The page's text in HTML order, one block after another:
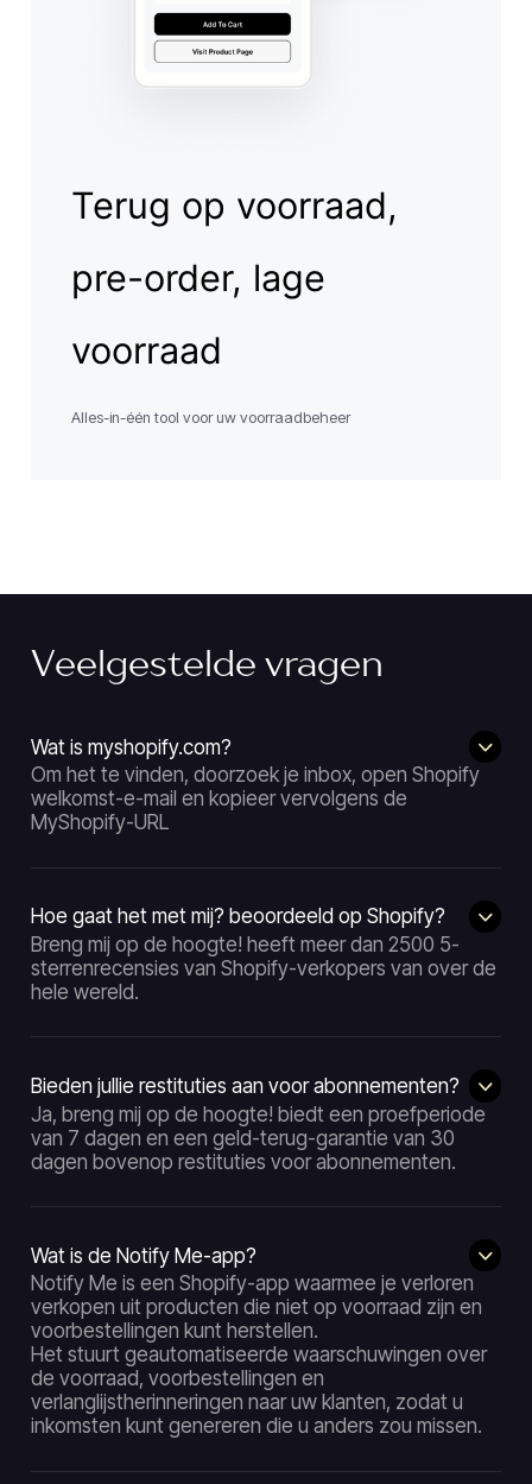
Terug op voorraad,
pre-order, lage
voorraad
Alles-in-één tool voor uw voorraadbeheer
Veelgestelde vragen
Wat is myshopify.com?
Om het te vinden, doorzoek je inbox, open Shopify
welkomst-e-mail en kopieer vervolgens de
MyShopify-URL
Hoe gaat het met mij? beoordeeld op Shopify?
Breng mij op de hoogte! heeft meer dan 2500 5-
sterrenrecensies van Shopify-verkopers van over de
hele wereld.
Bieden jullie restituties aan voor abonnementen?
Ja, breng mij op de hoogte! biedt een proefperiode
van 7 dagen en een geld-terug-garantie van 30
dagen bovenop restituties voor abonnementen.
Wat is de Notify Me-app?
Notify Me is een Shopify-app waarmee je verloren
verkopen uit producten die niet op voorraad zijn en
voorbestellingen kunt herstellen.
Het stuurt geautomatiseerde waarschuwingen over
de voorraad, voorbestellingen en
verlanglijstherinneringen naar uw klanten, zodat u
inkomsten kunt genereren die u anders zou missen.